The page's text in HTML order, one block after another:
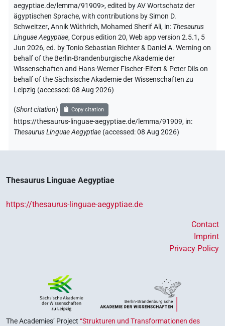
aegyptiae.de/lemma/91909>,edited by AV Wortschatz der
ägyptischen Sprache,with contributions bySimon D.
Schweitzer,Annik Wüthrich, Mohamed Sherif Ali, in: Thesaurus
Linguae Aegyptiae,Corpus edition 20, Web app version 2.5.1, 5
Jun 2026, ed. by Tonio Sebastian Richter & Daniel A. Werning on
behalf of the Berlin-Brandenburgische Akademie der
Wissenschaften and Hans-Werner Fischer-Elfert & Peter Dils on
behalf of the Sächsische Akademie der Wissenschaften zu
Leipzig (accessed:08 Aug 2026)
(Short citation) Copy citation
https://thesaurus-linguae-aegyptiae.de/lemma/91909, in:
Thesaurus Linguae Aegyptiae (accessed:08 Aug 2026)
Thesaurus Linguae Aegyptiae
https://thesaurus-linguae-aegyptiae.de
Contact
Imprint
Privacy Policy
The Academies’ Project “Strukturen und Transformationen des